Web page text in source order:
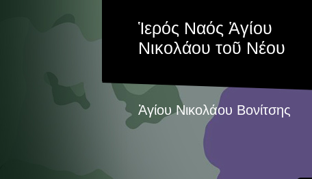
Ἱερός Ναός Ἁγίου
Νικολάου τοῦ Νέου
Ἁγίου Νικολάου Βονίτσης